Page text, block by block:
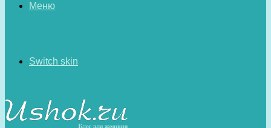
Меню
Switch skin